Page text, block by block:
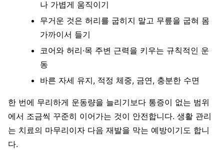
나 가볍게 움직이기
무거운 것은 허리를 굽히지 말고 무릎을 굽혀 몸
가까이서 들기
코어와 허리·목 주변 근력을 키우는 규칙적인 운
동
바른 자세 유지, 적정 체중, 금연, 충분한 수면
한 번에 무리하게 운동량을 늘리기보다 통증이 없는 범위
에서 조금씩 꾸준히 이어가는 것이 안전합니다. 생활 관리
는 치료의 마무리이자 다음 재발을 막는 예방이기도 합니
다.